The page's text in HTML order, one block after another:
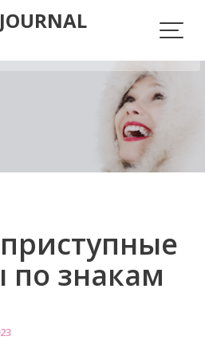
знакам